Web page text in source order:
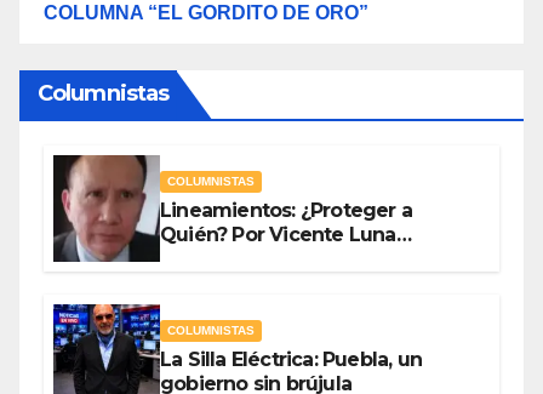
COLUMNA “EL GORDITO DE ORO”
Columnistas
COLUMNISTAS
Lineamientos: ¿Proteger a
Quién? Por Vicente Luna
COLUMNISTAS
La Silla Eléctrica: Puebla, un
gobierno sin brújula